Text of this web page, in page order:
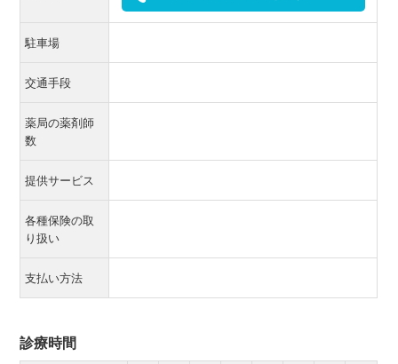
駐車場
交通手段
薬局の薬剤師
数
提供サービス
各種保険の取
り扱い
支払い方法
診療時間